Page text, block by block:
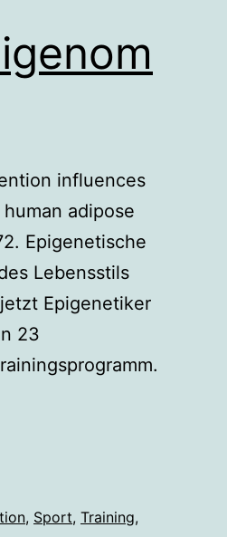
influences
adipose
Epigenetische
Lebensstils
Epigenetiker
23
, Sport, Training,